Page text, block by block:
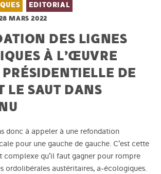
EDITORIAL
MARS 2022
DES LIGNES
À L’ŒUVRE
DE
SAUT DANS
donc à appeler à une refondation
pour une gauche de gauche. C’est cette
qu’il faut gagner pour rompre
ordolibérales austéritaires, a-écologiques.